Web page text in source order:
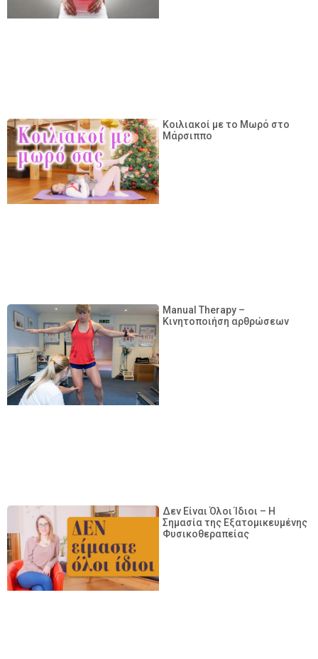
Κοιλιακοί με το Μωρό στο
Μάρσιππο
Manual Therapy –
Κινητοποιήση αρθρώσεων
Δεν Είναι Όλοι Ίδιοι – Η
Σημασία της Εξατομικευμένης
Φυσικοθεραπείας